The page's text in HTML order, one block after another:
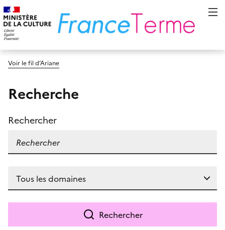
Voir le fil d’Ariane
Recherche
Rechercher
Rechercher